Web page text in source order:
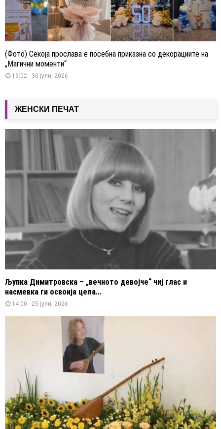
(Фото) Секоја прослава е посебна приказна со декорациите на
„Магични моменти“
19:02 - 30 јули, 2026
ЖЕНСКИ ПЕЧАТ
Љупка Димитровска – „вечното девојче“ чиј глас и
насмевка ги освоија цела...
14:00 - 25 јули, 2026